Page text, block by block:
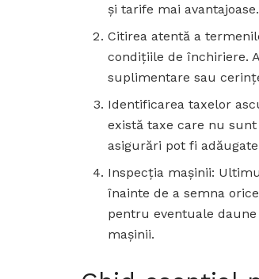
și tarife mai
Citirea atentă a
condițiile de închiriere.
suplimentare sau
Identificarea taxelor
există taxe care nu
asigurări pot fi
Inspecția mașinii:
înainte de a semna
pentru eventuale
mașinii.